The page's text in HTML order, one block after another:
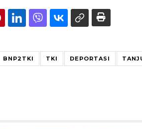
BNP2TKI TKI DEPORTASI